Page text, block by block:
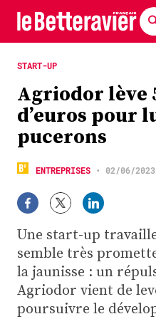
Actualités
Économie
Agronomie
Matériels
La technique ITB
Pommes de
Guides
Chasse
START-UP
Agriodor lève
d’euros pour
pucerons
ENTREPRISES • 02/06/2023
Une start-up
semble très
la jaunisse : un
Agriodor vient de
poursuivre le